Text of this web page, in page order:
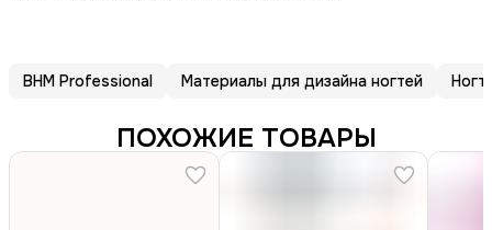
BHM Professional Материалы для дизайна ногтей
ПОХОЖИЕ ТОВАРЫ